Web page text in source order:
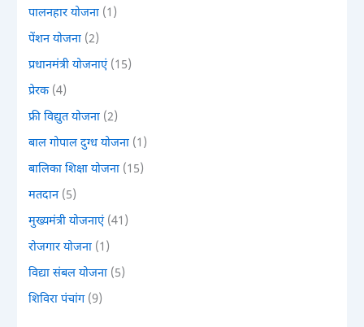
पालनहार योजना (1)
पेंशन योजना (2)
प्रधानमंत्री योजनाएं(15)
प्रेरक(4)
फ्री विद्युत योजना (2)
बाल गोपाल दुग्ध योजना (1)
बालिका शिक्षा योजना (15)
मतदान(5)
मुख्यमंत्री योजनाएं(41)
रोजगार योजना (1)
विद्या संबल योजना (5)
शिविरा पंचांग(9)